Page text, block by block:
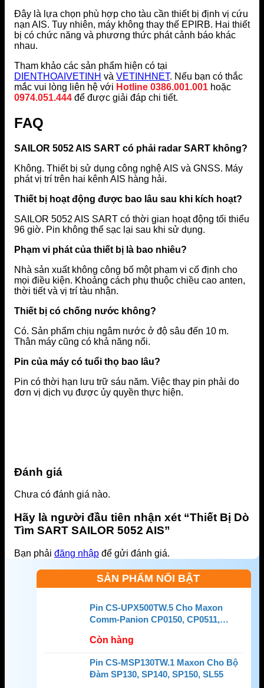
Đây là lựa chọn phù hợp cho tàu cần thiết bị định vị cứu
nạn AIS. Tuy nhiên, máy không thay thế EPIRB. Hai thiết
bị có chức năng và phương thức phát cảnh báo khác
nhau.
Tham khảo các sản phẩm hiện có tại
DIENTHOAIVETINH và VETINHNET. Nếu bạn có thắc
mắc vui lòng liên hệ với Hotline 0386.001.001 hoặc
0974.051.444 để được giải đáp chi tiết.
FAQ
SAILOR 5052 AIS SART có phải radar SART không?
Không. Thiết bị sử dụng công nghệ AIS và GNSS. Máy
phát vị trí trên hai kênh AIS hàng hải.
Thiết bị hoạt động được bao lâu sau khi kích hoạt?
SAILOR 5052 AIS SART có thời gian hoạt động tối thiểu
96 giờ. Pin không thể sạc lại sau khi sử dụng.
Phạm vi phát của thiết bị là bao nhiêu?
Nhà sản xuất không công bố một phạm vi cố định cho
mọi điều kiện. Khoảng cách phụ thuộc chiều cao anten,
thời tiết và vị trí tàu nhận.
Thiết bị có chống nước không?
Có. Sản phẩm chịu ngâm nước ở độ sâu đến 10 m.
Thân máy cũng có khả năng nổi.
Pin của máy có tuổi thọ bao lâu?
Pin có thời hạn lưu trữ sáu năm. Việc thay pin phải do
đơn vị dịch vụ được ủy quyền thực hiện.
Đánh giá
Chưa có đánh giá nào.
Hãy là người đầu tiên nhận xét “Thiết Bị Dò
Tìm SART SAILOR 5052 AIS”
Bạn phải đăng nhập để gửi đánh giá.
SẢN PHẨM NỔI BẬT
Pin CS-UPX500TW.5 Cho Maxon
Comm-Panion CP0150, CP0511,
Còn hàng
Pin CS-MSP130TW.1 Maxon Cho Bộ
Đàm SP130, SP140, SP150, SL55